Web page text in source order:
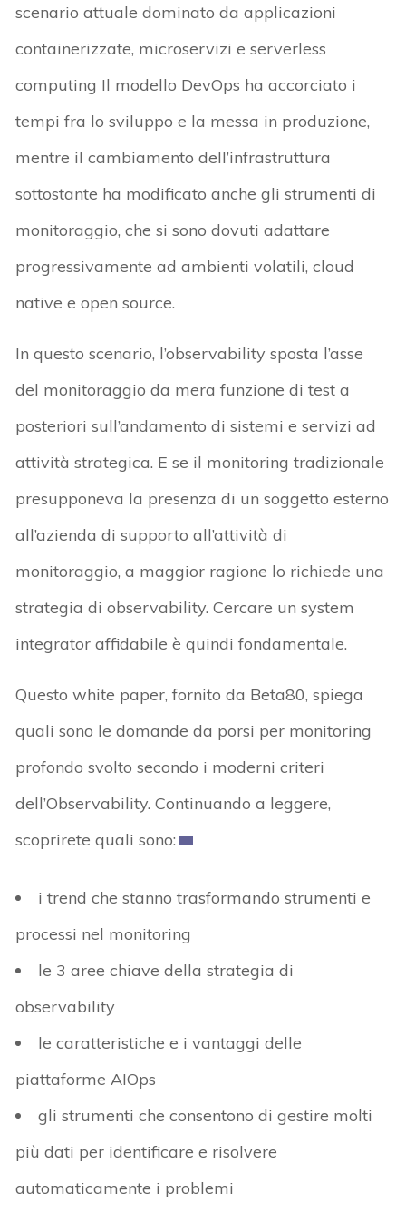
scenario attuale dominato da applicazioni
containerizzate, microservizi e serverless
computing Il modello DevOps ha accorciato i
tempi fra lo sviluppo e la messa in produzione,
mentre il cambiamento dell’infrastruttura
sottostante ha modificato anche gli strumenti di
monitoraggio, che si sono dovuti adattare
progressivamente ad ambienti volatili, cloud
native e open source.
In questo scenario, l’observability sposta l’asse
del monitoraggio da mera funzione di test a
posteriori sull’andamento di sistemi e servizi ad
attività strategica. E se il monitoring tradizionale
presupponeva la presenza di un soggetto esterno
all’azienda di supporto all’attività di
monitoraggio, a maggior ragione lo richiede una
strategia di observability. Cercare un system
integrator affidabile è quindi fondamentale.
Questo white paper, fornito da Beta80, spiega
quali sono le domande da porsi per monitoring
profondo svolto secondo i moderni criteri
dell’Observability. Continuando a leggere,
scoprirete quali sono:
i trend che stanno trasformando strumenti e
processi nel monitoring
le 3 aree chiave della strategia di
observability
le caratteristiche e i vantaggi delle
piattaforme AIOps
gli strumenti che consentono di gestire molti
più dati per identificare e risolvere
automaticamente i problemi